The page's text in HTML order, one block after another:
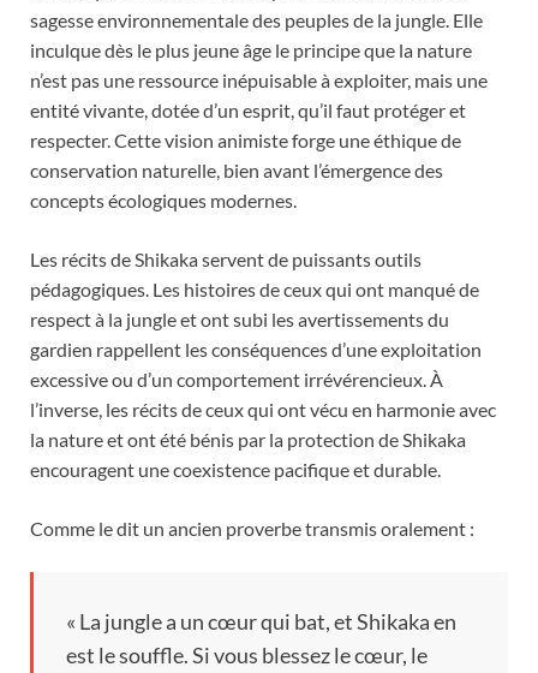
sagesse environnementale des peuples de la jungle. Elle
inculque dès le plus jeune âge le principe que la nature
n’est pas une ressource inépuisable à exploiter, mais une
entité vivante, dotée d’un esprit, qu’il faut protéger et
respecter. Cette vision animiste forge une éthique de
conservation naturelle, bien avant l’émergence des
concepts écologiques modernes.
Les récits de Shikaka servent de puissants outils
pédagogiques. Les histoires de ceux qui ont manqué de
respect à la jungle et ont subi les avertissements du
gardien rappellent les conséquences d’une exploitation
excessive ou d’un comportement irrévérencieux. À
l’inverse, les récits de ceux qui ont vécu en harmonie avec
la nature et ont été bénis par la protection de Shikaka
encouragent une coexistence pacifique et durable.
Comme le dit un ancien proverbe transmis oralement :
« La jungle a un cœur qui bat, et Shikaka en
est le souffle. Si vous blessez le cœur, le